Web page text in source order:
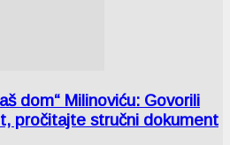
dom“ Milinoviću: Govorili
pročitajte stručni dokument